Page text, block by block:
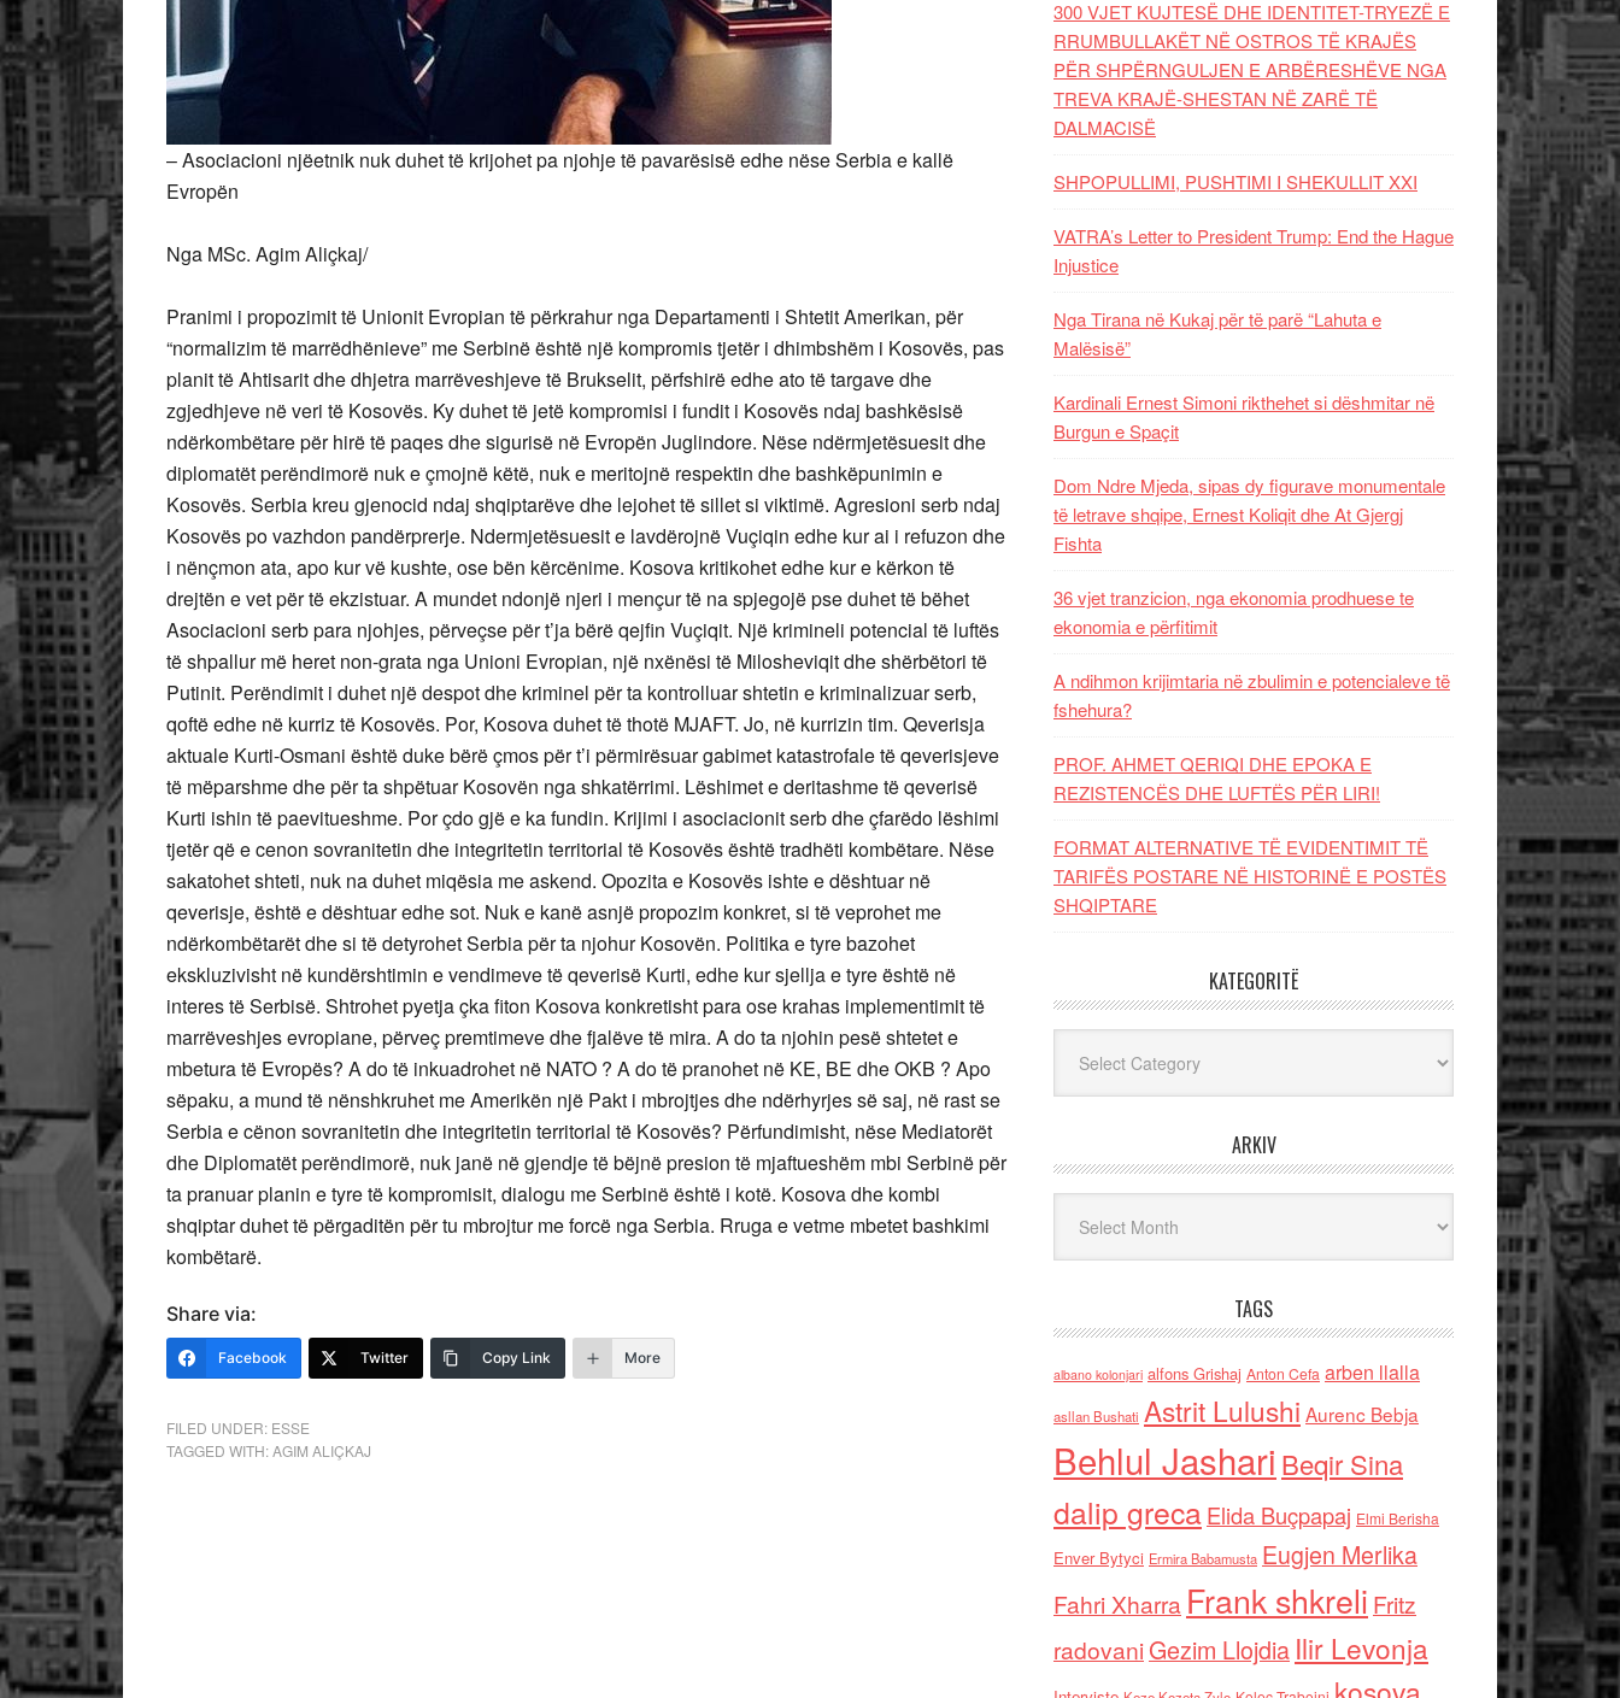
– Asociacioni njëetnik nuk duhet të krijohet pa njohje të pavarësisë edhe nëse Serbia e kallë
Evropën
Nga MSc. Agim Aliçkaj/
Pranimi i propozimit të Unionit Evropian të përkrahur nga Departamenti i Shtetit Amerikan, për
“normalizim të marrëdhënieve” me Serbinë është një kompromis tjetër i dhimbshëm i Kosovës, pas
planit të Ahtisarit dhe dhjetra marrëveshjeve të Brukselit, përfshirë edhe ato të targave dhe
zgjedhjeve në veri të Kosovës. Ky duhet të jetë kompromisi i fundit i Kosovës ndaj bashkësisë
ndërkombëtare për hirë të paqes dhe sigurisë në Evropën Juglindore. Nëse ndërmjetësuesit dhe
diplomatët perëndimorë nuk e çmojnë këtë, nuk e meritojnë respektin dhe bashkëpunimin e
Kosovës. Serbia kreu gjenocid ndaj shqiptarëve dhe lejohet të sillet si viktimë. Agresioni serb ndaj
Kosovës po vazhdon pandërprerje. Ndermjetësuesit e lavdërojnë Vuçiqin edhe kur ai i refuzon dhe
i nënçmon ata, apo kur vë kushte, ose bën kërcënime. Kosova kritikohet edhe kur e kërkon të
drejtën e vet për të ekzistuar. A mundet ndonjë njeri i mençur të na spjegojë pse duhet të bëhet
Asociacioni serb para njohjes, përveçse për t’ja bërë qejfin Vuçiqit. Një krimineli potencial të luftës
të shpallur më heret non-grata nga Unioni Evropian, një nxënësi të Milosheviqit dhe shërbëtori të
Putinit. Perëndimit i duhet një despot dhe kriminel për ta kontrolluar shtetin e kriminalizuar serb,
qoftë edhe në kurriz të Kosovës. Por, Kosova duhet të thotë MJAFT. Jo, në kurrizin tim. Qeverisja
aktuale Kurti-Osmani është duke bërë çmos për t’i përmirësuar gabimet katastrofale të qeverisjeve
të mëparshme dhe për ta shpëtuar Kosovën nga shkatërrimi. Lëshimet e deritashme të qeverisë
Kurti ishin të paevitueshme. Por çdo gjë e ka fundin. Krijimi i asociacionit serb dhe çfarëdo lëshimi
tjetër që e cenon sovranitetin dhe integritetin territorial të Kosovës është tradhëti kombëtare. Nëse
sakatohet shteti, nuk na duhet miqësia me askend. Opozita e Kosovës ishte e dështuar në
qeverisje, është e dështuar edhe sot. Nuk e kanë asnjë propozim konkret, si të veprohet me
ndërkombëtarët dhe si të detyrohet Serbia për ta njohur Kosovën. Politika e tyre bazohet
ekskluzivisht në kundërshtimin e vendimeve të qeverisë Kurti, edhe kur sjellja e tyre është në
interes të Serbisë. Shtrohet pyetja çka fiton Kosova konkretisht para ose krahas implementimit të
marrëveshjes evropiane, përveç premtimeve dhe fjalëve të mira. A do ta njohin pesë shtetet e
mbetura të Evropës? A do të inkuadrohet në NATO ? A do të pranohet në KE, BE dhe OKB ? Apo
sëpaku, a mund të nënshkruhet me Amerikën një Pakt i mbrojtjes dhe ndërhyrjes së saj, në rast se
Serbia e cënon sovranitetin dhe integritetin territorial të Kosovës? Përfundimisht, nëse Mediatorët
dhe Diplomatët perëndimorë, nuk janë në gjendje të bëjnë presion të mjaftueshëm mbi Serbinë për
ta pranuar planin e tyre të kompromisit, dialogu me Serbinë është i kotë. Kosova dhe kombi
shqiptar duhet të përgaditën për tu mbrojtur me forcë nga Serbia. Rruga e vetme mbetet bashkimi
kombëtarë.
Share via:
Facebook Twitter Copy Link More
FILED UNDER: ESSE
TAGGED WITH:AGIM ALIÇKAJ
300 VJET KUJTESË DHE IDENTITET-TRYEZË E
RRUMBULLAKËT NË OSTROS TË KRAJËS
PËR SHPËRNGULJEN E ARBËRESHËVE NGA
TREVA KRAJË-SHESTAN NË ZARË TË
DALMACISË
SHPOPULLIMI, PUSHTIMI I SHEKULLIT XXI
VATRA’s Letter to President Trump: End the Hague
Injustice
Nga Tirana në Kukaj për të parë “Lahuta e
Malësisë”
Kardinali Ernest Simoni rikthehet si dëshmitar në
Burgun e Spaçit
Dom Ndre Mjeda, sipas dy figurave monumentale
të letrave shqipe, Ernest Koliqit dhe At Gjergj
Fishta
36 vjet tranzicion, nga ekonomia prodhuese te
ekonomia e përfitimit
A ndihmon krijimtaria në zbulimin e potencialeve të
fshehura?
PROF. AHMET QERIQI DHE EPOKA E
REZISTENCЁS DHE LUFTЁS PЁR LIRI!
FORMAT ALTERNATIVE TË EVIDENTIMIT TË
TARIFËS POSTARE NË HISTORINË E POSTËS
SHQIPTARE
KATEGORITË
ARKIV
TAGS
albano kolonjari alfons Grishaj Anton Cefa arben llalla
asllan Bushati Astrit Lulushi Aurenc Bebja
Behlul Jashari Beqir Sina
dalip grecaElida Buçpapaj Elmi Berisha
Enver Bytyci Ermira Babamusta Eugjen Merlika
Fahri Xharra Frank shkreli Fritz
radovaniGezim Llojdia Ilir Levonja